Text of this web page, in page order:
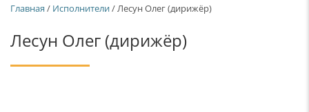
Главная / Исполнители/ Лесун Олег (дирижёр)
Лесун Олег (дирижёр)